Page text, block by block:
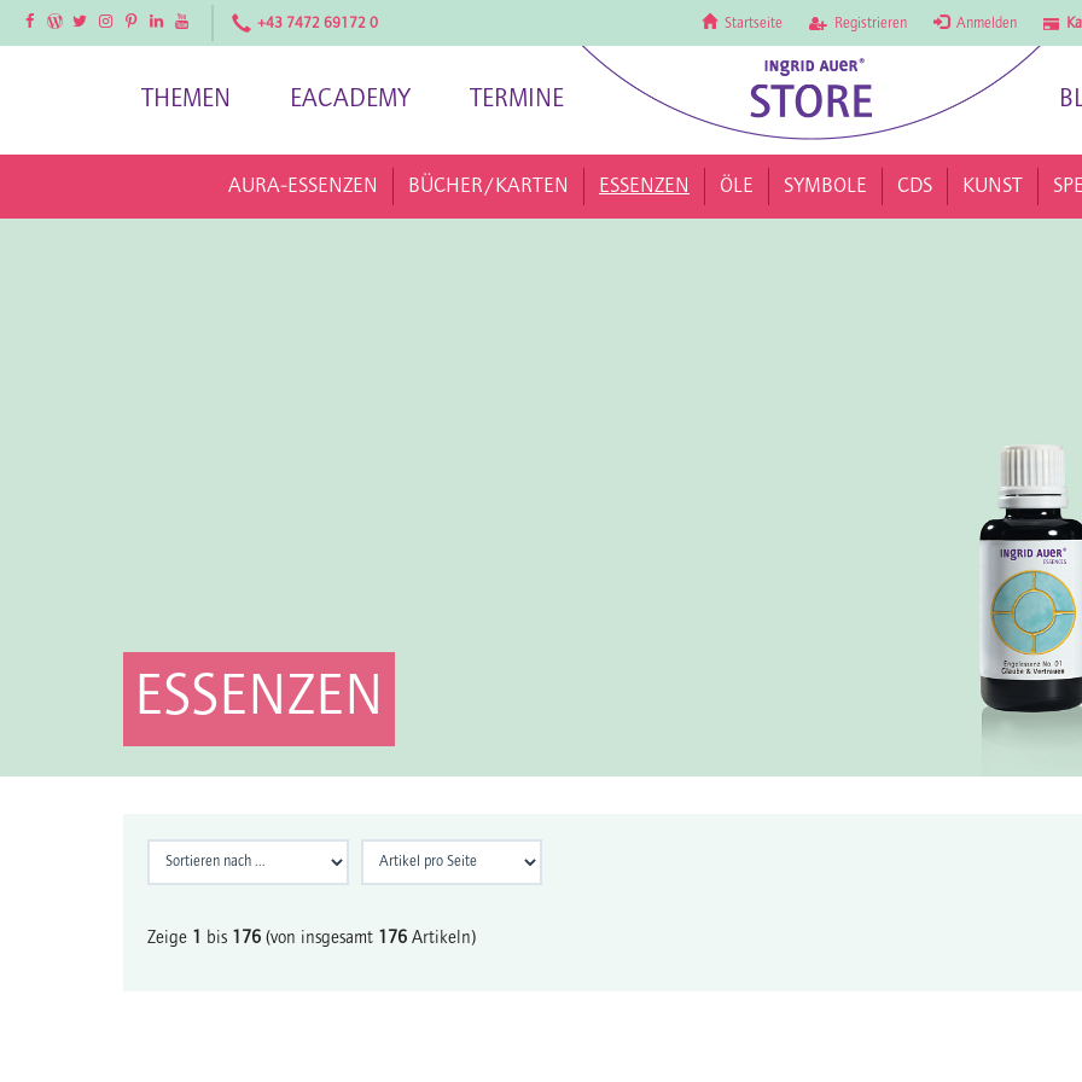
FacebookFacebookTwitterInstagramPinterestLinkedInYouTube +43 7472 69172 0 Startseite Registrieren Anmelden
THEMEN EACADEMY TERMINE
AURA-ESSENZEN BÜCHER/KARTEN ESSENZEN ÖLE SYMBOLE CDS KUNST
ESSENZEN
Zeige 1 bis 176 (von insgesamt 176 Artikeln)